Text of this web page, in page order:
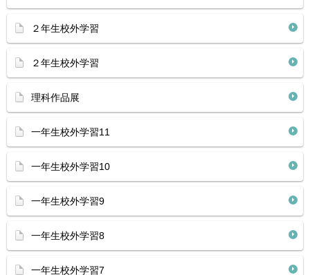
２年生校外学習
２年生校外学習
理科作品展
一年生校外学習11
一年生校外学習10
一年生校外学習9
一年生校外学習8
一年生校外学習7